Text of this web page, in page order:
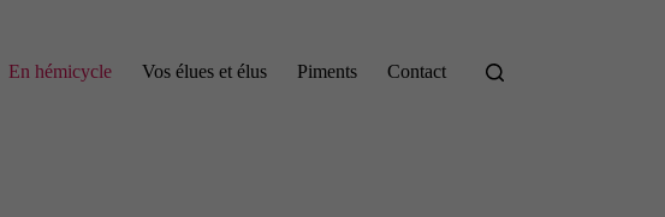
En hémicycle Vos élues et élus Piments Contact